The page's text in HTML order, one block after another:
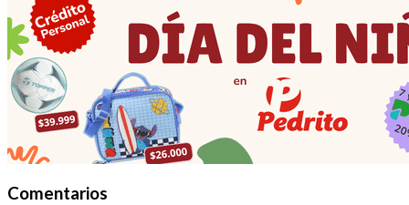
Comentarios